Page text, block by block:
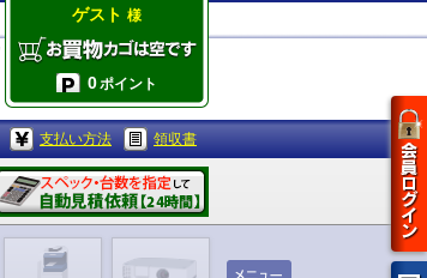
ゲスト 様
0ポイント
支払い方法 領収書